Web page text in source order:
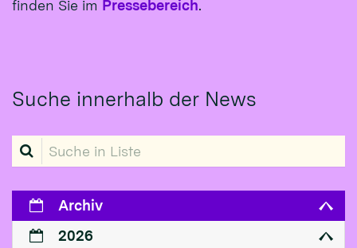
finden Sie im Pressebereich.
Suche innerhalb der News
Suche in Liste
Archiv
2026